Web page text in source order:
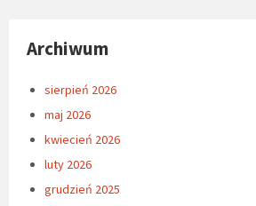
Archiwum
sierpień 2026
maj 2026
kwiecień 2026
luty 2026
grudzień 2025